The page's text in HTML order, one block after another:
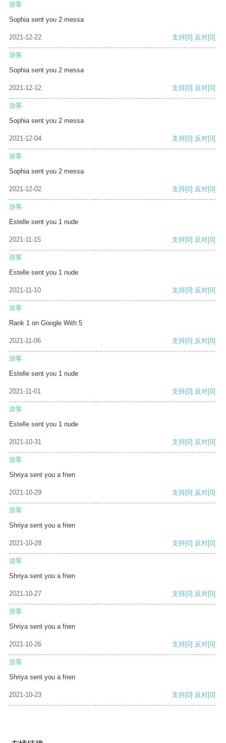
游客
Sophia sent you 2 messa
2021-12-22 支持[0] 反对[0]
游客
Sophia sent you 2 messa
2021-12-12 支持[0] 反对[0]
游客
Sophia sent you 2 messa
2021-12-04 支持[0] 反对[0]
游客
Sophia sent you 2 messa
2021-12-02 支持[0] 反对[0]
游客
Estelle sent you 1 nude
2021-11-15 支持[0] 反对[0]
游客
Estelle sent you 1 nude
2021-11-10 支持[0] 反对[0]
游客
Rank 1 on Google With 5
2021-11-06 支持[0] 反对[0]
游客
Estelle sent you 1 nude
2021-11-01 支持[0] 反对[0]
游客
Estelle sent you 1 nude
2021-10-31 支持[0] 反对[0]
游客
Shriya sent you a frien
2021-10-29 支持[0] 反对[0]
游客
Shriya sent you a frien
2021-10-28 支持[0] 反对[0]
游客
Shriya sent you a frien
2021-10-27 支持[0] 反对[0]
游客
Shriya sent you a frien
2021-10-26 支持[0] 反对[0]
游客
Shriya sent you a frien
2021-10-23 支持[0] 反对[0]